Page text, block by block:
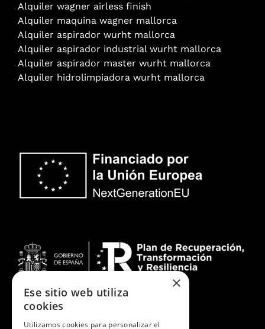
Alquiler wagner airless finish
Alquiler maquina wagner mallorca
Alquiler aspirador wurht mallorca
Alquiler aspirador industrial wurht mallorca
Alquiler aspirador master wurht mallorca
Alquiler hidrolimpiadora wurht mallorca
Método de Pago seguro
×
Ese sitio web utiliza
cookies
Utilizamos cookies para personalizar el